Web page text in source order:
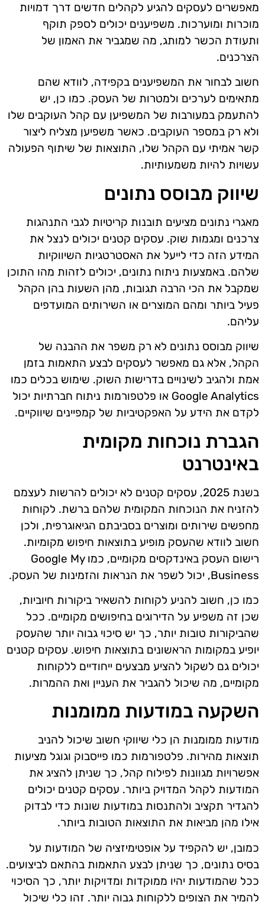
מאפשרים לעסקים להגיע לקהלים חדשים דרך דמויות
מוכרות ומוערכות. משפיענים יכולים לספק תוקף
ותעודת הכשר למותג, מה שמגביר את האמון של
הצרכנים.
חשוב לבחור את המשפיענים בקפידה, לוודא שהם
מתאימים לערכים ולמטרות של העסק. כמו כן, יש
להתעמק במעורבות של המשפיען עם קהל העוקבים שלו
ולא רק במספר העוקבים. כאשר משפיען מצליח ליצור
קשר אמיתי עם הקהל שלו, התוצאות של שיתוף הפעולה
עשויות להיות משמעותיות.
שיווק מבוסס נתונים
מאגרי נתונים מציעים תובנות קריטיות לגבי התנהגות
צרכנים ומגמות שוק. עסקים קטנים יכולים לנצל את
המידע הזה כדי לייעל את האסטרטגיות השיווקיות
שלהם. באמצעות ניתוח נתונים, יכולים לזהות מהו התוכן
שמקבל את הכי הרבה תגובות, מהן השעות בהן הקהל
פעיל ביותר ומהם המוצרים או השירותים המועדפים
עליהם.
שיווק מבוסס נתונים לא רק משפר את ההבנה של
הקהל, אלא גם מאפשר לעסקים לבצע התאמות בזמן
אמת ולהגיב לשינויים בדרישות השוק. שימוש בכלים כמו
Google Analytics או פלטפורמות ניתוח חברתיות יכול
לקדם את הידע על האפקטיביות של קמפיינים שיווקיים.
הגברת נוכחות מקומית
באינטרנט
בשנת 2025, עסקים קטנים לא יכולים להרשות לעצמם
להזניח את הנוכחות המקומית שלהם ברשת. לקוחות
מחפשים שירותים ומוצרים בסביבתם הגיאוגרפית, ולכן
חשוב לוודא שהעסק מופיע בתוצאות חיפוש מקומיות.
רישום העסק באינדקסים מקומיים, כמו Google My
Business, יכול לשפר את הנראות והזמינות של העסק.
כמו כן, חשוב להניע לקוחות להשאיר ביקורות חיוביות,
שכן זה משפיע על הדירוגים בחיפושים מקומיים. ככל
שהביקורות טובות יותר, כך יש סיכוי גבוה יותר שהעסק
יופיע במקומות הראשונים בתוצאות חיפוש. עסקים קטנים
יכולים גם לשקול להציע מבצעים ייחודיים ללקוחות
מקומיים, מה שיכול להגביר את העניין ואת ההמרות.
השקעה במודעות ממומנות
מודעות ממומנות הן כלי שיווקי חשוב שיכול להניב
תוצאות מהירות. פלטפורמות כמו פייסבוק וגוגל מציעות
אפשרויות מגוונות לפילוח קהל, כך שניתן להציג את
המודעות לקהל המדויק ביותר. עסקים קטנים יכולים
להגדיר תקציב ולהתנסות במודעות שונות כדי לבדוק
אילו מהן מביאות את התוצאות הטובות ביותר.
כמובן, יש להקפיד על אופטימיזציה של המודעות על
בסיס נתונים, כך שניתן לבצע התאמות בהתאם לביצועים.
ככל שהמודעות יהיו ממוקדות ומדויקות יותר, כך הסיכוי
להמיר את הצופים ללקוחות גבוה יותר. זהו כלי שיכול